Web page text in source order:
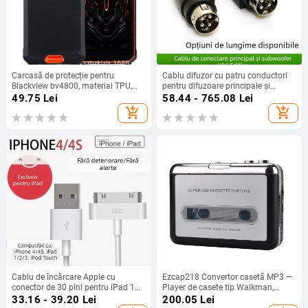
Carcasă de protecție pentru
Blackview bv4800, material TPU,
realizată manual, personalizabilă
49.75 Lei
add_shopping_cart
Cablu difuzor cu patru conductori
pentru difuzoare principale și
auxiliare, compatibil cu HiVi D1010
seria, R1700BT și Edifier R1600TIII
58.44 - 765.08 Lei
add_shopping_cart
Cablu de încărcare Apple cu
conector de 30 pini pentru iPad 1–3
și iPhone 4/4S
33.16 - 39.20 Lei
Ezcap218 Convertor casetă MP3 —
Player de casete tip Walkman,
carcasă din plastic cu mecanism
200.05 Lei